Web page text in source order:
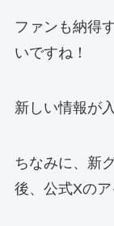
ファンも納得
いですね！
新しい情報が
ちなみに、新
後、公式Xのア